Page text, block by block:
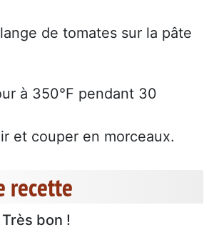
de tomates sur la pâte
à 350°F pendant 30
et couper en morceaux.
recette
Très bon !